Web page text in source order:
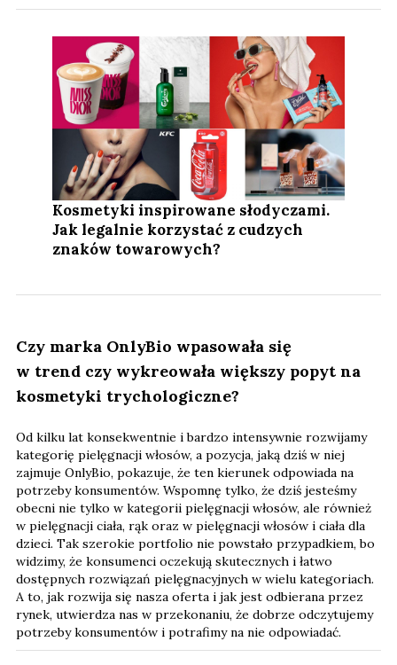
Kosmetyki inspirowane słodyczami.
Jak legalnie korzystać z cudzych
znaków towarowych?
Czy marka OnlyBio wpasowała się
w trend czy wykreowała większy popyt na
kosmetyki trychologiczne?
Od kilku lat konsekwentnie i bardzo intensywnie rozwijamy
kategorię pielęgnacji włosów, a pozycja, jaką dziś w niej
zajmuje OnlyBio, pokazuje, że ten kierunek odpowiada na
potrzeby konsumentów. Wspomnę tylko, że dziś jesteśmy
obecni nie tylko w kategorii pielęgnacji włosów, ale również
w pielęgnacji ciała, rąk oraz w pielęgnacji włosów i ciała dla
dzieci. Tak szerokie portfolio nie powstało przypadkiem, bo
widzimy, że konsumenci oczekują skutecznych i łatwo
dostępnych rozwiązań pielęgnacyjnych w wielu kategoriach.
A to, jak rozwija się nasza oferta i jak jest odbierana przez
rynek, utwierdza nas w przekonaniu, że dobrze odczytujemy
potrzeby konsumentów i potrafimy na nie odpowiadać.